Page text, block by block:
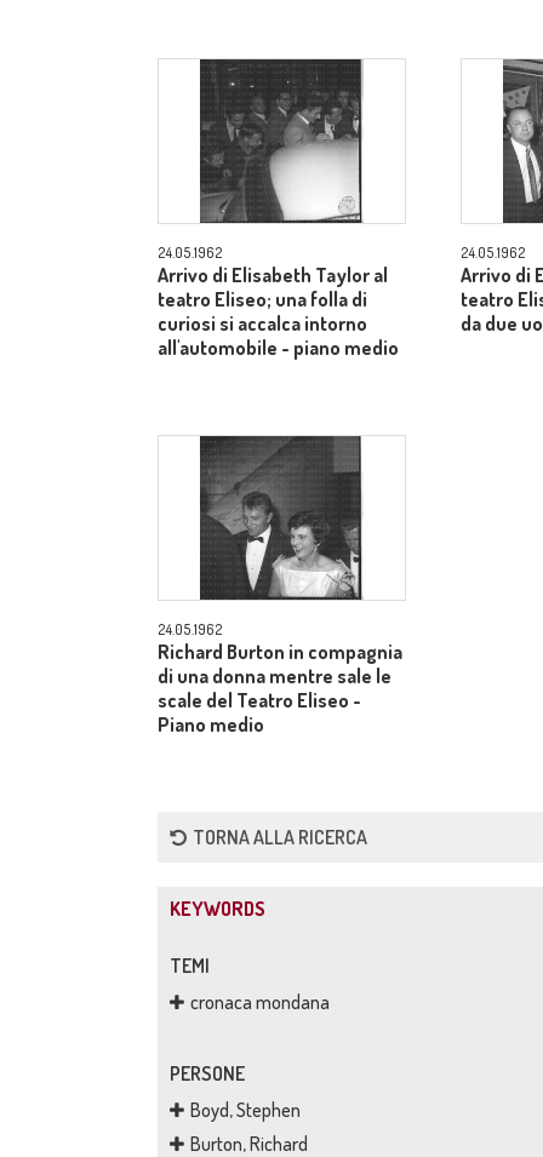
24.05.1962
Arrivo di Elisabeth Taylor al
teatro Eliseo; una folla di
curiosi si accalca intorno
all'automobile - piano medio
24.05.1962
Arrivo di
teatro
da due
24.05.1962
Richard Burton in compagnia
di una donna mentre sale le
scale del Teatro Eliseo -
Piano medio
TORNA ALLA RICERCA
KEYWORDS
TEMI
cronaca mondana
PERSONE
Boyd, Stephen
Burton, Richard